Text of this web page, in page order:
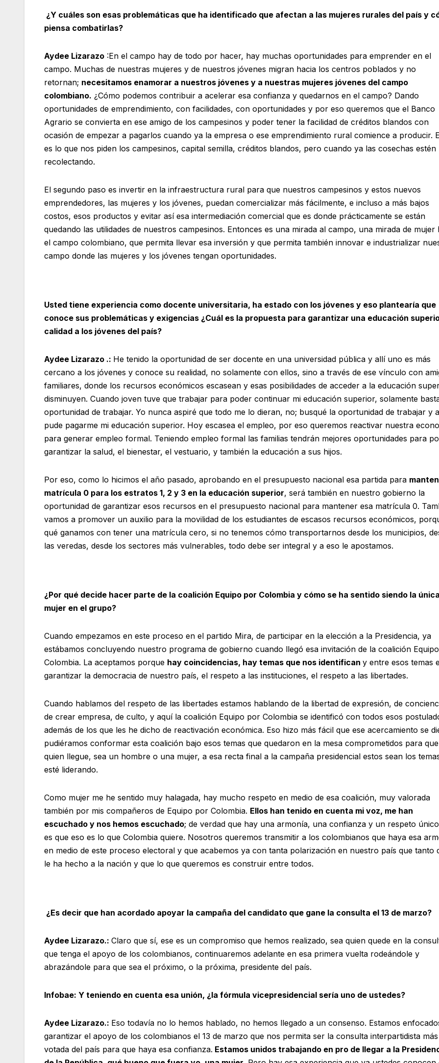
¿Y cuáles son esas problemáticas que ha identificado que afectan a las mujeres rurales del país y
piensa combatirlas?
Aydee Lizarazo :En el campo hay de todo por hacer, hay muchas oportunidades para emprender en el
campo. Muchas de nuestras mujeres y de nuestros jóvenes migran hacia los centros poblados y no
retornan; necesitamos enamorar a nuestros jóvenes y a nuestras mujeres jóvenes del campo
colombiano. ¿Cómo podemos contribuir a acelerar esa confianza y quedarnos en el campo? Dando
oportunidades de emprendimiento, con facilidades, con oportunidades y por eso queremos que el Banco
Agrario se convierta en ese amigo de los campesinos y poder tener la facilidad de créditos blandos con
ocasión de empezar a pagarlos cuando ya la empresa o ese emprendimiento rural comience a producir.
es lo que nos piden los campesinos, capital semilla, créditos blandos, pero cuando ya las cosechas estén
recolectando.
El segundo paso es invertir en la infraestructura rural para que nuestros campesinos y estos nuevos
emprendedores, las mujeres y los jóvenes, puedan comercializar más fácilmente, e incluso a más bajos
costos, esos productos y evitar así esa intermediación comercial que es donde prácticamente se están
quedando las utilidades de nuestros campesinos. Entonces es una mirada al campo, una mirada de mujer
el campo colombiano, que permita llevar esa inversión y que permita también innovar e industrializar
campo donde las mujeres y los jóvenes tengan oportunidades.
Usted tiene experiencia como docente universitaria, ha estado con los jóvenes y eso plantearía que
conoce sus problemáticas y exigencias ¿Cuál es la propuesta para garantizar una educación
calidad a los jóvenes del país?
Aydee Lizarazo .: He tenido la oportunidad de ser docente en una universidad pública y allí uno es más
cercano a los jóvenes y conoce su realidad, no solamente con ellos, sino a través de ese vínculo con
familiares, donde los recursos económicos escasean y esas posibilidades de acceder a la educación
disminuyen. Cuando joven tuve que trabajar para poder continuar mi educación superior, solamente
oportunidad de trabajar. Yo nunca aspiré que todo me lo dieran, no; busqué la oportunidad de trabajar y
pude pagarme mi educación superior. Hoy escasea el empleo, por eso queremos reactivar nuestra
para generar empleo formal. Teniendo empleo formal las familias tendrán mejores oportunidades para
garantizar la salud, el bienestar, el vestuario, y también la educación a sus hijos.
Por eso, como lo hicimos el año pasado, aprobando en el presupuesto nacional esa partida para
matrícula 0 para los estratos 1, 2 y 3 en la educación superior, será también en nuestro gobierno la
oportunidad de garantizar esos recursos en el presupuesto nacional para mantener esa matrícula 0.
vamos a promover un auxilio para la movilidad de los estudiantes de escasos recursos económicos,
qué ganamos con tener una matrícula cero, si no tenemos cómo transportarnos desde los municipios,
las veredas, desde los sectores más vulnerables, todo debe ser integral y a eso le apostamos.
¿Por qué decide hacer parte de la coalición Equipo por Colombia y cómo se ha sentido siendo la única
mujer en el grupo?
Cuando empezamos en este proceso en el partido Mira, de participar en la elección a la Presidencia, ya
estábamos concluyendo nuestro programa de gobierno cuando llegó esa invitación de la coalición
Colombia. La aceptamos porque hay coincidencias, hay temas que nos identifican y entre esos temas
garantizar la democracia de nuestro país, el respeto a las instituciones, el respeto a las libertades.
Cuando hablamos del respeto de las libertades estamos hablando de la libertad de expresión, de
de crear empresa, de culto, y aquí la coalición Equipo por Colombia se identificó con todos esos
además de los que les he dicho de reactivación económica. Eso hizo más fácil que ese acercamiento se
pudiéramos conformar esta coalición bajo esos temas que quedaron en la mesa comprometidos para
quien llegue, sea un hombre o una mujer, a esa recta final a la campaña presidencial estos sean los
esté liderando.
Como mujer me he sentido muy halagada, hay mucho respeto en medio de esa coalición, muy valorada
también por mis compañeros de Equipo por Colombia. Ellos han tenido en cuenta mi voz, me han
escuchado y nos hemos escuchado; de verdad que hay una armonía, una confianza y un respeto
es que eso es lo que Colombia quiere. Nosotros queremos transmitir a los colombianos que haya esa
en medio de este proceso electoral y que acabemos ya con tanta polarización en nuestro país que tanto
le ha hecho a la nación y que lo que queremos es construir entre todos.
¿Es decir que han acordado apoyar la campaña del candidato que gane la consulta el 13 de marzo?
Aydee Lizarazo.: Claro que sí, ese es un compromiso que hemos realizado, sea quien quede en la
que tenga el apoyo de los colombianos, continuaremos adelante en esa primera vuelta rodeándole y
abrazándole para que sea el próximo, o la próxima, presidente del país.
Infobae: Y teniendo en cuenta esa unión, ¿la fórmula vicepresidencial sería uno de ustedes?
Aydee Lizarazo.: Eso todavía no lo hemos hablado, no hemos llegado a un consenso. Estamos
garantizar el apoyo de los colombianos el 13 de marzo que nos permita ser la consulta interpartidista más
votada del país para que haya esa confianza. Estamos unidos trabajando en pro de llegar a la